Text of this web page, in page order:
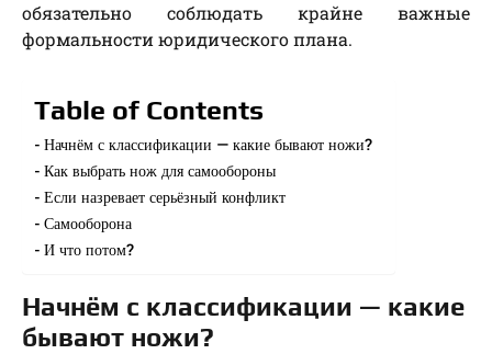
обязательно соблюдать крайне важные
формальности юридического плана.
Table of Contents
Начнём с классификации — какие бывают ножи?
Как выбрать нож для самообороны
Если назревает серьёзный конфликт
Самооборона
И что потом?
Начнём с классификации — какие
бывают ножи?